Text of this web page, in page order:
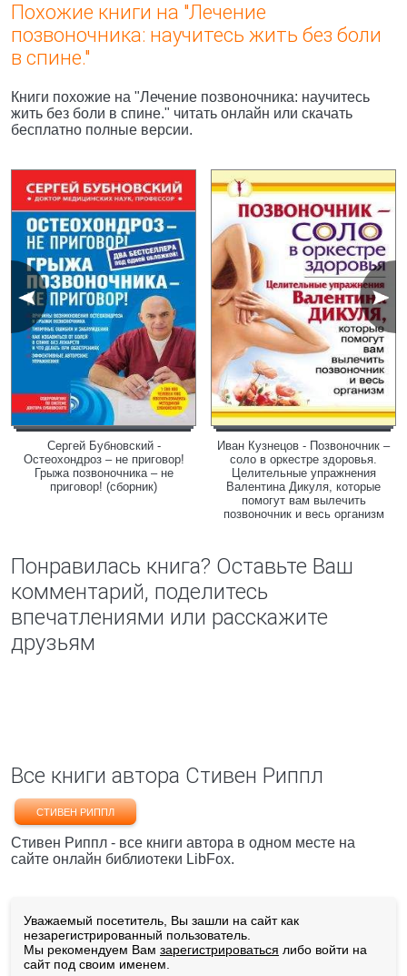
Похожие книги на "Лечение
позвоночника: научитесь жить без боли
в спине."
Книги похожие на "Лечение позвоночника: научитесь
жить без боли в спине." читать онлайн или скачать
бесплатно полные версии.
Сергей Бубновский -
Остеохондроз – не приговор!
Грыжа позвоночника – не
приговор! (сборник)
Иван Кузнецов - Позвоночник –
соло в оркестре здоровья.
Целительные упражнения
Валентина Дикуля, которые
помогут вам вылечить
позвоночник и весь организм
Понравилась книга? Оставьте Ваш
комментарий, поделитесь
впечатлениями или расскажите
друзьям
Все книги автора Стивен Риппл
СТИВЕН РИППЛ
Стивен Риппл - все книги автора в одном месте на
сайте онлайн библиотеки LibFox.
Уважаемый посетитель, Вы зашли на сайт как
незарегистрированный пользователь.
Мы рекомендуем Вам зарегистрироваться либо войти на
сайт под своим именем.